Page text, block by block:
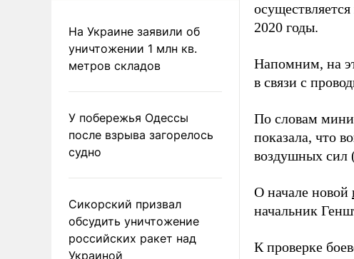
На Украине заявили об
уничтожении 1 млн кв.
метров складов
У побережья Одессы
после взрыва загорелось
судно
Сикорский призвал
обсудить уничтожение
российских ракет над
Украиной
2020 годы.
Напомним, на
в связи с
По словам
показала, что
воздушных сил
О начале новой
начальник
К проверке